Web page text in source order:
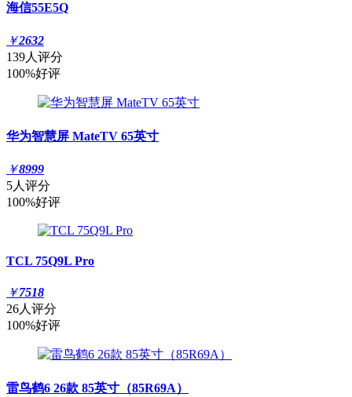
海信55E5Q
￥2632
139人评分
100%好评
华为智慧屏 MateTV 65英寸
￥8999
5人评分
100%好评
TCL 75Q9L Pro
￥7518
26人评分
100%好评
雷鸟鹤6 26款 85英寸（85R69A）